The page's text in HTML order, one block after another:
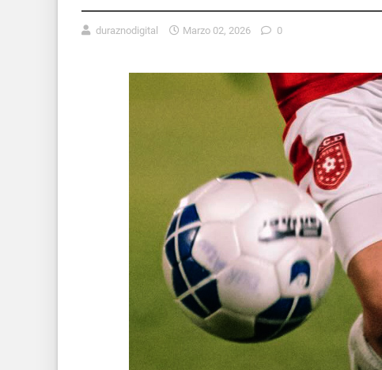
duraznodigital Marzo 02, 2026 0